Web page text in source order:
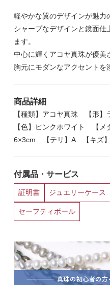
軽やかな翼のデザインが魅力
シャープなデザインと鏡面仕
ます。
中心に輝くアコヤ真珠が優美
胸元にモダンなアクセントを
商品詳細
【種類】アコヤ真珠 【形
【色】ピンクホワイト 【
6×3cm 【テリ】A 【キズ
付属品・サービス
証明書 ジュエリーケース
セーフティボール
真珠の初心者の方